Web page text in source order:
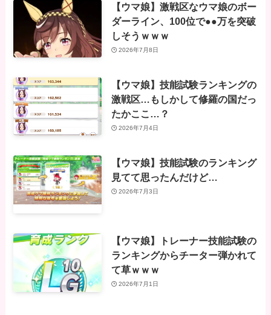
【ウマ娘】激戦区なウマ娘のボー
ダーライン、100位で●●万を突破
しそうｗｗｗ
2026年7月8日
【ウマ娘】技能試験ランキングの
激戦区…もしかして修羅の国だっ
たかここ…？
2026年7月4日
【ウマ娘】技能試験のランキング
見てて思ったんだけど…
2026年7月3日
【ウマ娘】トレーナー技能試験の
ランキングからチーター弾かれて
て草ｗｗｗ
2026年7月1日